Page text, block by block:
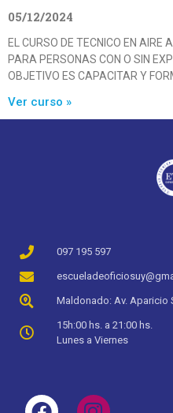
05/12/2024
EL CURSO DE TECNICO EN AIRE
PARA PERSONAS CON O SIN
OBJETIVO ES CAPACITAR Y
Ver curso »
097 195 597
Maldonado: Av. Aparicio
15h:00 hs. a 21:00 hs.
Lunes a Viernes